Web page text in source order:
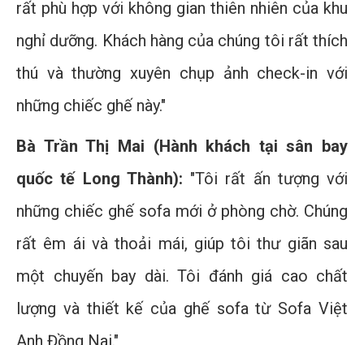
rất phù hợp với không gian thiên nhiên của khu
nghỉ dưỡng. Khách hàng của chúng tôi rất thích
thú và thường xuyên chụp ảnh check-in với
những chiếc ghế này."
Bà Trần Thị Mai (Hành khách tại sân bay
quốc tế Long Thành): "Tôi rất ấn tượng với
những chiếc ghế sofa mới ở phòng chờ. Chúng
rất êm ái và thoải mái, giúp tôi thư giãn sau
một chuyến bay dài. Tôi đánh giá cao chất
lượng và thiết kế của ghế sofa từ Sofa Việt